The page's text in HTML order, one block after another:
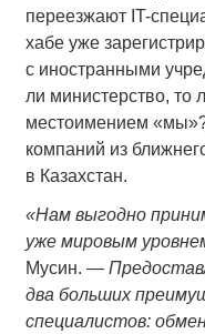
переезжают IT-
хабе уже
с иностранными
ли министерство, то
местоимением
компаний из
в Казахстан.
«Нам выгодно
уже мировым
Мусин. —
два больших
специалистов: